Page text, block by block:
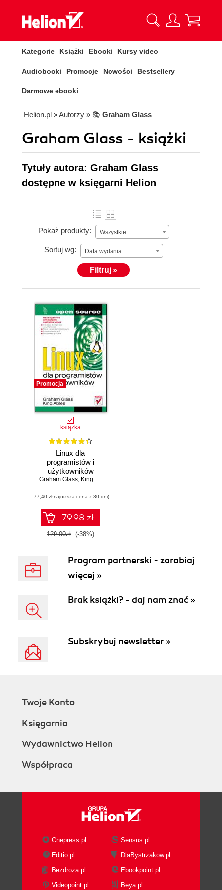
Kategorie Książki Ebooki Kursy video
Audiobooki Promocje Nowości Bestsellery
Darmowe ebooki
Helion.pl » Autorzy » 📚 Graham Glass
Graham Glass - książki
Tytuły autora: Graham Glass
dostępne w księgarni Helion
Pokaż produkty: Wszystkie
Sortuj wg: Data wydania
Filtruj »
Promocja
książka
Linux dla
programistów i
użytkowników
Graham Glass, King Ables
(77,40 zł najniższa cena z 30 dni)
79.98 zł
129.00zł (-38%)
Program partnerski - zarabiaj
więcej »
Brak książki? - daj nam znać »
Subskrybuj newsletter »
Twoje Konto
Księgarnia
Wydawnictwo Helion
Współpraca
Onepress.pl
Sensus.pl
Editio.pl
DlaBystrzakow.pl
Bezdroza.pl
Ebookpoint.pl
Videopoint.pl
Beya.pl